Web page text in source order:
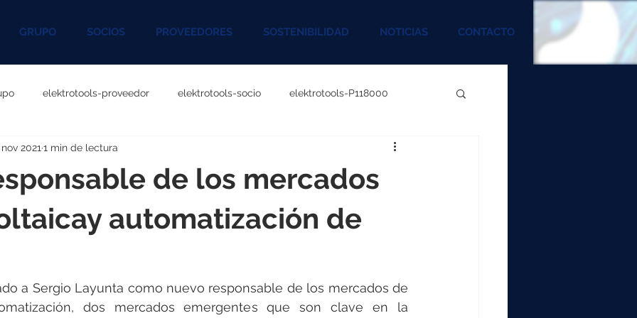
GRUPO SOCIOS PROVEEDORES SOSTENIBILIDAD NOTICIAS CONTACTO
elektrotools-proveedor elektrotools-socio elektrotools-P118000
P060000 elektrotools-P027000
P096000 elektrotools-P041000 elektrotools-P083000
P046000
de los mercados
automatización de
2021 1 min de lectura
a Sergio Layunta como nuevo responsable de los mercados de
dos mercados emergentes que son clave en la